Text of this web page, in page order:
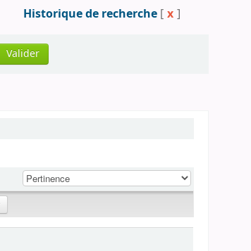
Historique de recherche [ x ]
Valider